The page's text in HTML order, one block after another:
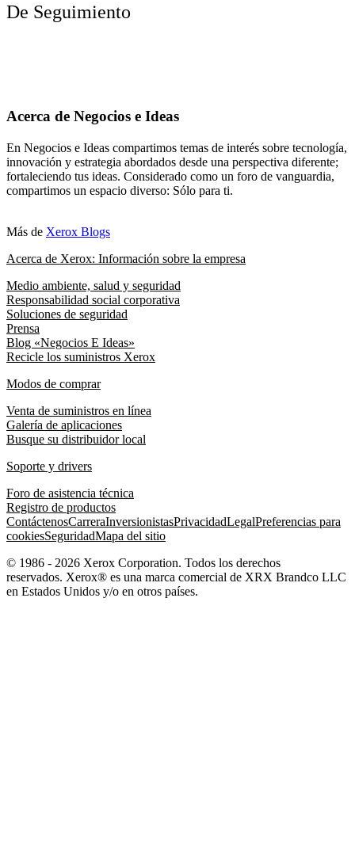
De Seguimiento
Acerca de Negocios e Ideas
En Negocios e Ideas compartimos temas de interés sobre tecnología,
innovación y estrategia abordados desde una perspectiva diferente;
fortaleciendo tus ideas. Considerado como un foro de vanguardia,
compartimos un espacio diverso: Sólo para ti.
Más de Xerox Blogs
Acerca de Xerox: Información sobre la empresa
Medio ambiente, salud y seguridad
Responsabilidad social corporativa
Soluciones de seguridad
Prensa
Blog «Negocios E Ideas»
Recicle los suministros Xerox
Modos de comprar
Venta de suministros en línea
Galería de aplicaciones
Busque su distribuidor local
Soporte y drivers
Foro de asistencia técnica
Registro de productos
ContáctenosCarreraInversionistasPrivacidadLegalPreferencias para
cookiesSeguridadMapa del sitio
© 1986 - 2026 Xerox Corporation. Todos los derechos
reservados. Xerox® es una marca comercial de XRX Brandco LLC
en Estados Unidos y/o en otros países.